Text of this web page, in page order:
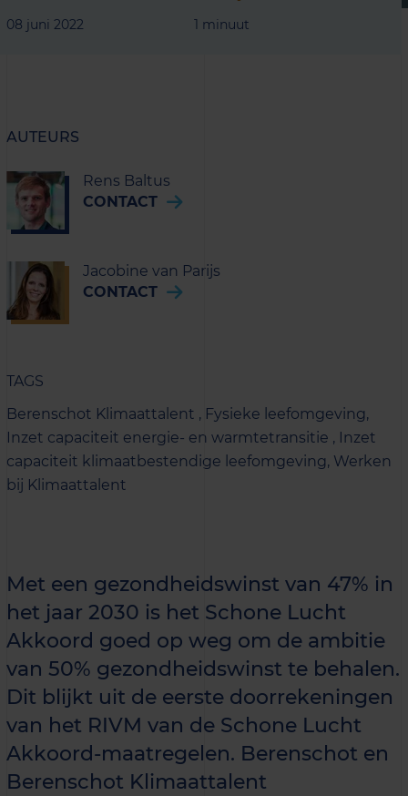
08 juni 2022 1 minuut
AUTEURS
Rens Baltus
CONTACT
Jacobine van Parijs
CONTACT
TAGS
Berenschot Klimaattalent , Fysieke leefomgeving,
Inzet capaciteit energie- en warmtetransitie , Inzet
capaciteit klimaatbestendige leefomgeving, Werken
bij Klimaattalent
Met een gezondheidswinst van 47% in
het jaar 2030 is het Schone Lucht
Akkoord goed op weg om de ambitie
van 50% gezondheidswinst te behalen.
Dit blijkt uit de eerste doorrekeningen
van het RIVM van de Schone Lucht
Akkoord-maatregelen. Berenschot en
Berenschot Klimaattalent